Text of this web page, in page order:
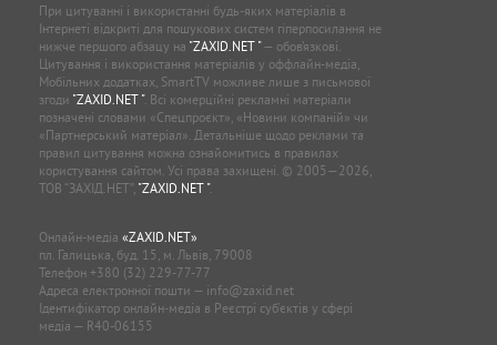
При цитуванні і використанні будь-яких матеріалів в
Інтернеті відкриті для пошукових систем гіперпосилання не
нижче першого абзацу на "ZAXID.NET "— обов’язкові.
Цитування і використання матеріалів у оффлайн-медіа,
Мобільних додатках, SmartTV можливе лише з письмової
згоди "ZAXID.NET ". Всі комерційні рекламні матеріали
позначені словами «Спецпроєкт», «Новини компаній» чи
«Партнерський матеріал». Детальніше щодо реклами та
правил цитування можна ознайомитись в правилах
користування сайтом. Усі права захищені. © 2005—2026,
ТОВ “ЗАХІД.НЕТ”, "ZAXID.NET ".
Онлайн-медіа «ZAXID.NET»
пл. Галицька, буд. 15, м. Львів, 79008
Телефон +380 (32) 229-77-77
Адреса електронної пошти — info@zaxid.net
Ідентифікатор онлайн-медіа в Реєстрі суб'єктів у сфері
медіа — R40-06155